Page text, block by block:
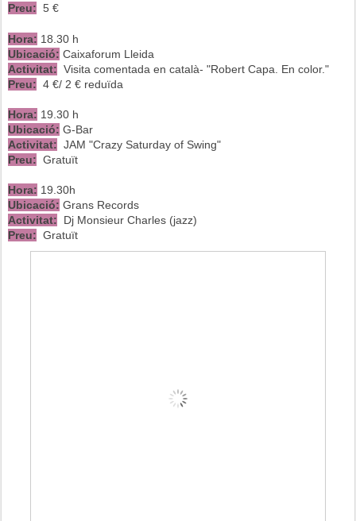
Preu: 5 €
Hora: 18.30 h
Ubicació: Caixaforum Lleida
Activitat: Visita comentada en català- "Robert Capa. En color."
Preu: 4 €/ 2 € reduïda
Hora: 19.30 h
Ubicació: G-Bar
Activitat: JAM "Crazy Saturday of Swing"
Preu: Gratuït
Hora: 19.30h
Ubicació: Grans Records
Activitat: Dj Monsieur Charles (jazz)
Preu: Gratuït